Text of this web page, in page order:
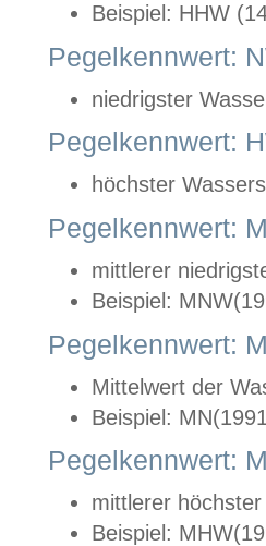
Beispiel: HHW
Pegelkennwert:
niedrigster
Pegelkennwert:
höchster
Pegelkennwert:
mittlerer
Beispiel:
Pegelkennwert:
Mittelwert der
Beispiel:
Pegelkennwert:
mittlerer
Beispiel: